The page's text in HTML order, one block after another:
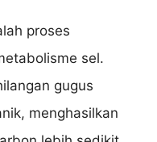
proses
sel.
gugus
menghasilkan